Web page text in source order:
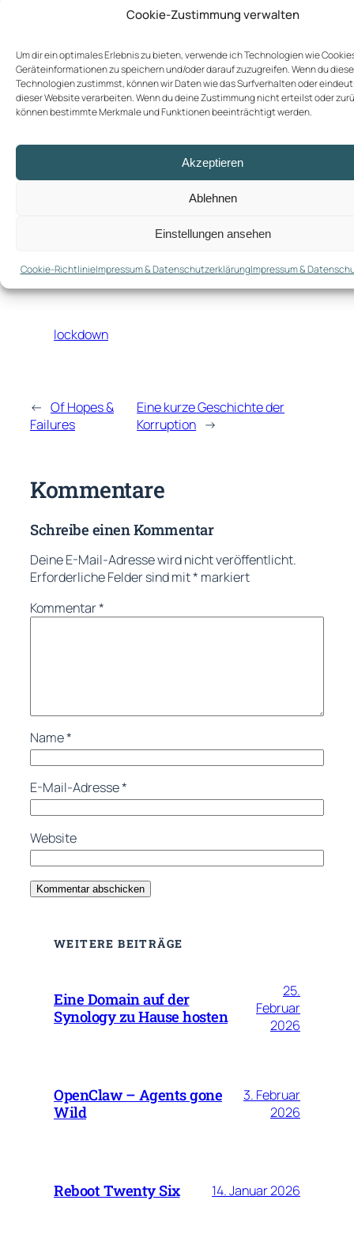
Cookie-Zustimmung verwalten
Um dir ein optimales Erlebnis zu bieten, verwende ich Technologien wie
Geräteinformationen zu speichern und/oder darauf zuzugreifen. Wenn du
Technologien zustimmst, können wir Daten wie das Surfverhalten oder
dieser Website verarbeiten. Wenn du deine Zustimmung nicht erteilst oder
können bestimmte Merkmale und Funktionen beeinträchtigt werden.
Akzeptieren
Ablehnen
Einstellungen ansehen
Cookie-RichtlinieImpressum & DatenschutzerklärungImpressum &
lockdown
← Of Hopes &
Failures
Eine kurze Geschichte der
Korruption →
Kommentare
Schreibe einen Kommentar
Deine E-Mail-Adresse wird nicht veröffentlicht.
Erforderliche Felder sind mit* markiert
Kommentar*
Name*
E-Mail-Adresse*
Website
WEITERE BEITRÄGE
Eine Domain auf der
Synology zu Hause hosten
25.
Februar
2026
OpenClaw – Agents gone
Wild
3. Februar
2026
Reboot Twenty Six 14. Januar 2026